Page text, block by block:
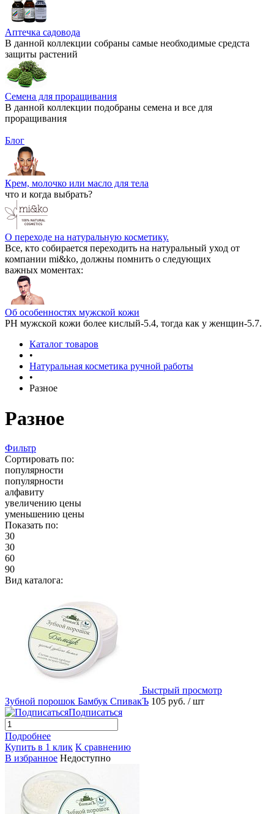
Аптечка садовода
В данной коллекции собраны самые необходимые средста
защиты растений
Семена для проращивания
В данной коллекции подобраны семена и все для
проращивания
Блог
Крем, молочко или масло для тела
что и когда выбрать?
О переходе на натуральную косметику.
Все, кто собирается переходить на натуральный уход от
компании mi&ko, должны помнить о следующих
важных моментах:
Об особенностях мужской кожи
РН мужской кожи более кислый-5.4, тогда как у женщин-5.7.
Каталог товаров
•
Натуральная косметика ручной работы
•
Разное
Разное
Фильтр
Сортировать по:
популярности
популярности
алфавиту
увеличению цены
уменьшению цены
Показать по:
30
30
60
90
Вид каталога:
Быстрый просмотр
Зубной порошок Бамбук СпивакЪ 105 руб. / шт
Подписаться
Подробнее
Купить в 1 клик К сравнению
В избранное Недоступно